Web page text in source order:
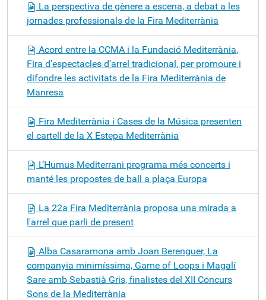
La perspectiva de gènere a escena, a debat a les
jornades professionals de la Fira Mediterrània
Acord entre la CCMA i la Fundació Mediterrània,
Fira d’espectacles d’arrel tradicional, per promoure i
difondre les activitats de la Fira Mediterrània de
Manresa
Fira Mediterrània i Cases de la Música presenten
el cartell de la X Estepa Mediterrània
L’Humus Mediterrani programa més concerts i
manté les propostes de ball a plaça Europa
La 22a Fira Mediterrània proposa una mirada a
l'arrel que parli de present
Alba Casaramona amb Joan Berenguer, La
companyia minimíssima, Game of Loops i Magalí
Sare amb Sebastià Gris, finalistes del XII Concurs
Sons de la Mediterrània